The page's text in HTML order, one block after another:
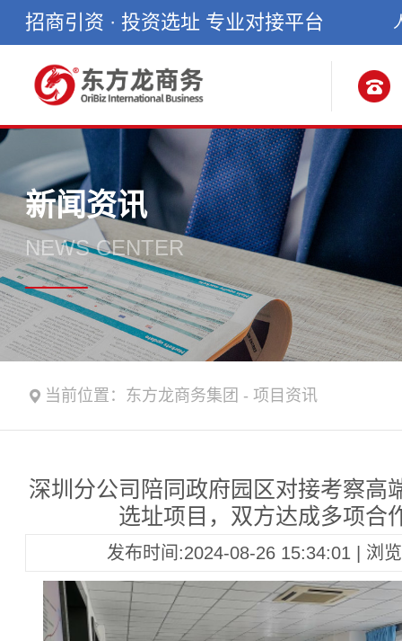
招商引资 · 投资选址 专业对接平台
新闻资讯
NEWS CENTER
当前位置： 东方龙商务集团 - 项目资讯
深圳分公司陪同政府园区对接考察高
选址项目，双方达成多项合
发布时间:2024-08-26 15:34:01 | 浏